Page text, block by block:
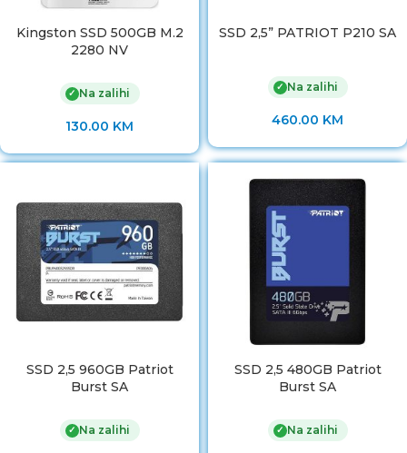
Kingston SSD 500GB M.2
2280 NV
✓ Na zalihi
130.00 KM
SSD 2,5” PATRIOT P210 SA
✓ Na zalihi
460.00 KM
SSD 2,5 960GB Patriot
Burst SA
✓ Na zalihi
SSD 2,5 480GB Patriot
Burst SA
✓ Na zalihi